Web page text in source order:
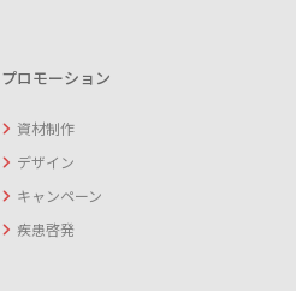
プロモーション
資材制作
デザイン
キャンペーン
疾患啓発